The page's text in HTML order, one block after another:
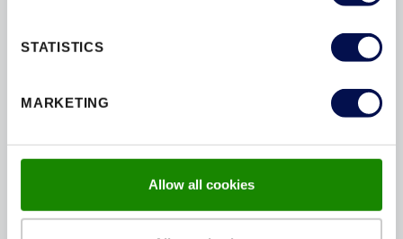
STATISTICS
MARKETING
Allow all cookies